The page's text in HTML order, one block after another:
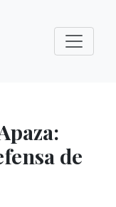
de